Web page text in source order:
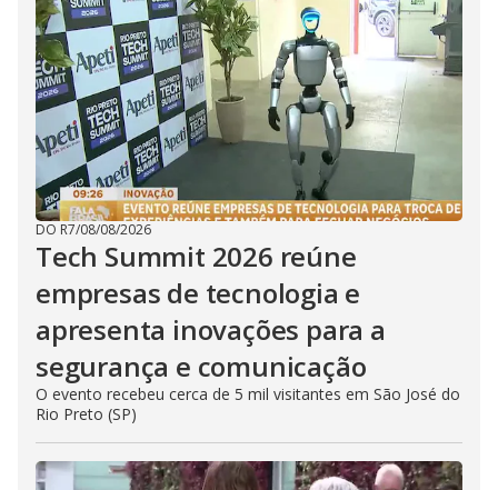
DO R7/08/08/2026
Tech Summit 2026 reúne
empresas de tecnologia e
apresenta inovações para a
segurança e comunicação
O evento recebeu cerca de 5 mil visitantes em São José do
Rio Preto (SP)